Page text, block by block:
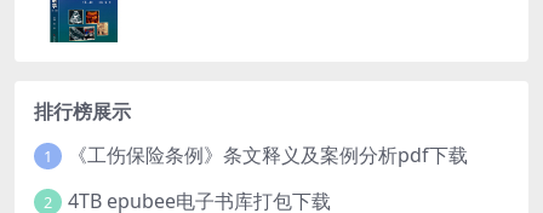
排行榜展示
1 《工伤保险条例》条文释义及案例分析pdf下载
2 4TB epubee电子书库打包下载